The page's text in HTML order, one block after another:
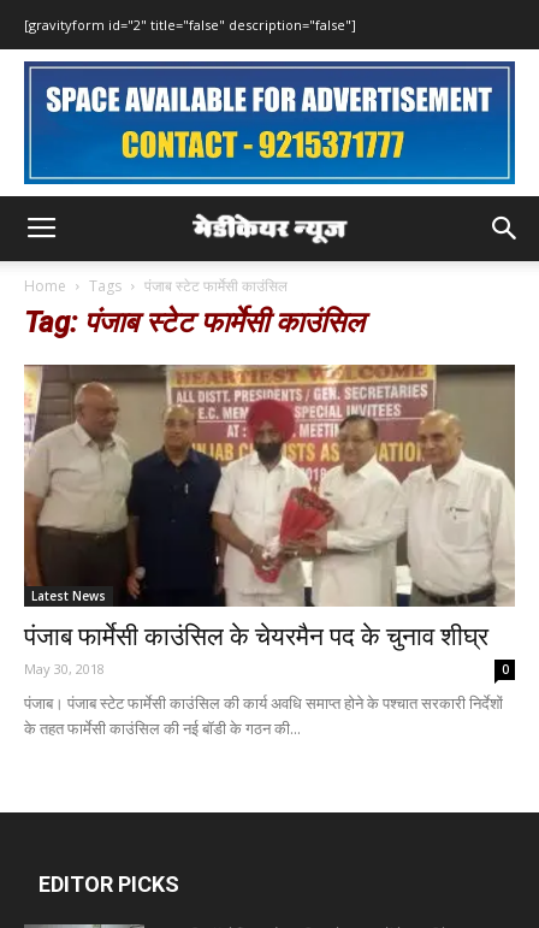
[gravityform id="2" title="false" description="false"]
Home Tags पंजाब स्टेट फार्मेसी काउंसिल
Tag: पंजाब स्टेट फार्मेसी काउंसिल
Latest News
पंजाब फार्मेसी काउंसिल के चेयरमैन पद के चुनाव शीघ्र
May 30, 2018 0
पंजाब। पंजाब स्टेट फार्मेसी काउंसिल की कार्य अवधि समाप्त होने के पश्चात सरकारी निर्देशों
के तहत फार्मेसी काउंसिल की नई बॉडी के गठन की...
EDITOR PICKS